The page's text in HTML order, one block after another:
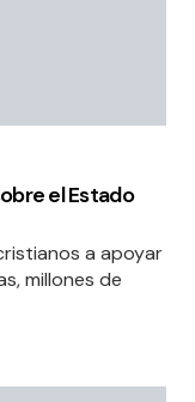
el Estado
a apoyar
millones de